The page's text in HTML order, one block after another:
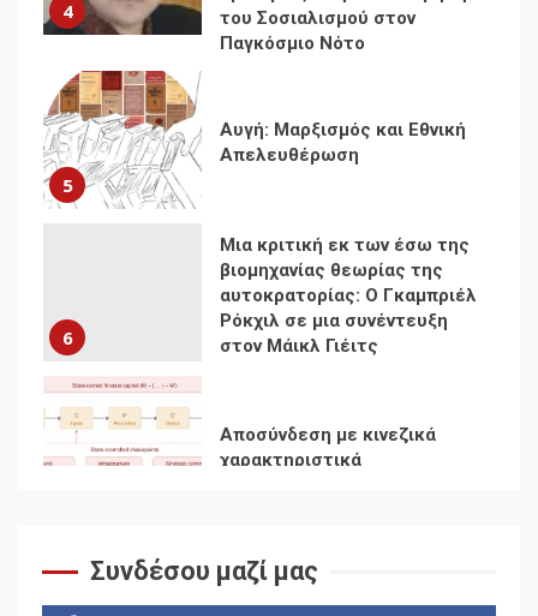
5
6
αυτοκρατορίας: Ο Γκαμπριέλ
Ρόκχιλ σε μια συνέντευξη
7
Αποσύνδεση με κινεζικά
χαρακτηριστικά
κομμουνιστικής και
ριζοσπαστικής, Αριστεράς
Για την απόφαση του 4ου
Συνδέσου μαζί μας